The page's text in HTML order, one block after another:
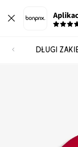
DŁUGI